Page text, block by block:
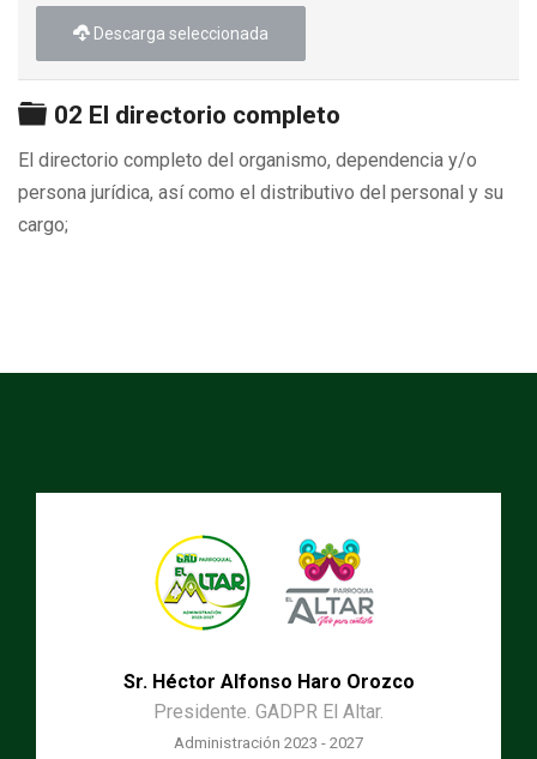
Descarga seleccionada
Carpeta
02 El directorio completo
El directorio completo del organismo, dependencia y/o
persona jurídica, así como el distributivo del personal y su
cargo;
Sr. Héctor Alfonso Haro Orozco
Presidente. GADPR El Altar.
Administración 2023 - 2027